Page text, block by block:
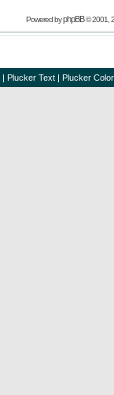
Powered byphpBB© 2001,
| Plucker Text | Plucker Color